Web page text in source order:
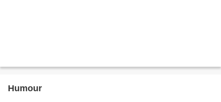
Humour